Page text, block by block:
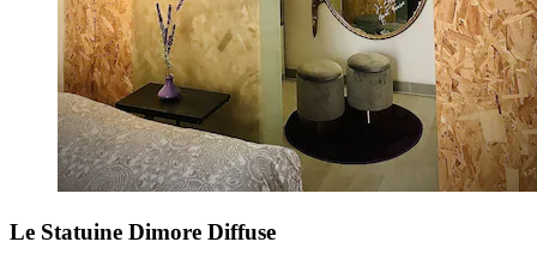
Le Statuine Dimore Diffuse